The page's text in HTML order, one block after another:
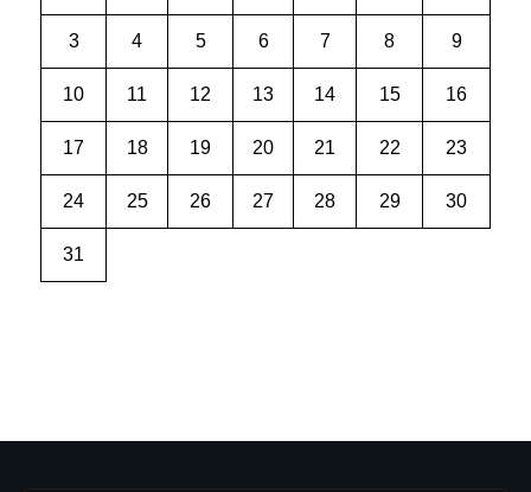
3 4 5 6 7 8 9
10 11 12 13 14 15 16
17 18 19 20 21 22 23
24 25 26 27 28 29 30
31